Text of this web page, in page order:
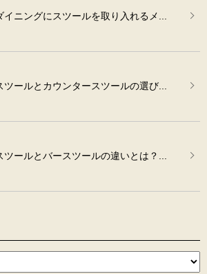
イニングにスツールを取り入れるメ...
ツールとカウンタースツールの選び...
ツールとバースツールの違いとは？...